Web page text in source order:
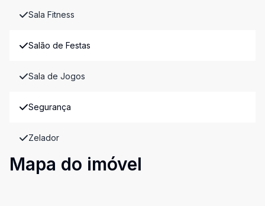
Sala Fitness
Salão de Festas
Sala de Jogos
Segurança
Zelador
Mapa do imóvel